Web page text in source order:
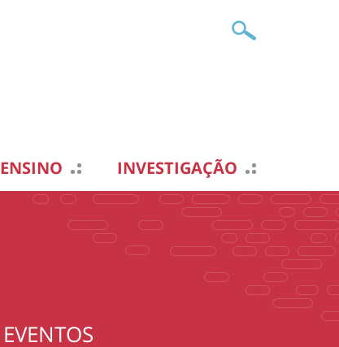
ENSINO INVESTIGAÇÃO
EVENTOS